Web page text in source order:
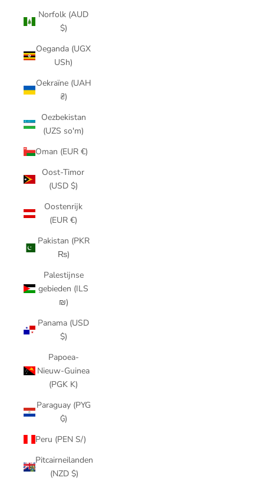
Norfolk (AUD
$)
Oeganda (UGX
USh)
Oekraïne (UAH
₴)
Oezbekistan
(UZS so'm)
Oman (EUR €)
Oost-Timor
(USD $)
Oostenrijk
(EUR €)
Pakistan (PKR
₨)
Palestijnse
gebieden (ILS
₪)
Panama (USD
$)
Papoea-
Nieuw-Guinea
(PGK K)
Paraguay (PYG
₲)
Peru (PEN S/)
Pitcairneilanden
(NZD $)